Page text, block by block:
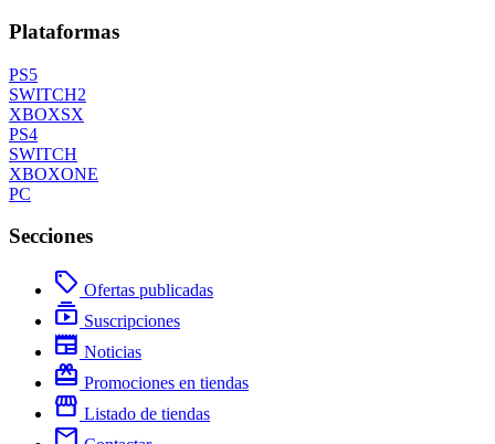
Plataformas
PS5
SWITCH2
XBOXSX
PS4
SWITCH
XBOXONE
PC
Secciones
local_offer Ofertas publicadas
subscriptions Suscripciones
newspaper Noticias
redeem Promociones en tiendas
storefront Listado de tiendas
mail